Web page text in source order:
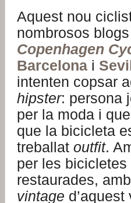
Aquest nou
nombrosos
Copenhagen
Barcelona i
intenten copsar
hipster: persona
per la moda i
que la bicicleta
treballat outfit.
per les
restaurades,
vintage